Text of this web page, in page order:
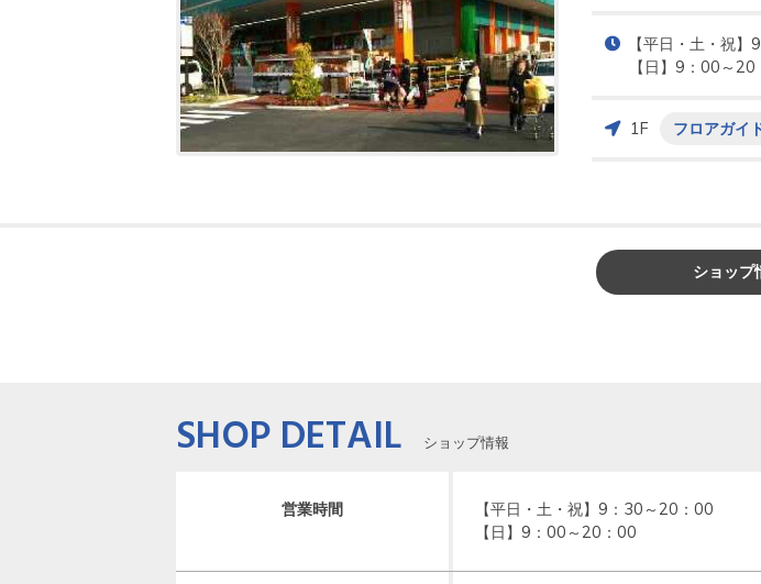
【平日・土・祝
【日】9：00～
1F フロアガイ
ショップ
SHOP DETAIL ショップ情報
営業時間
【平日・土・祝】9：30～20：00
【日】9：00～20：00